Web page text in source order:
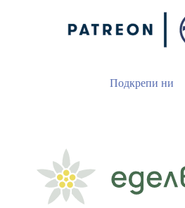
Подкрепи ни